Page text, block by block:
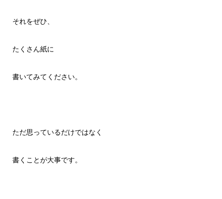
それをぜひ、
たくさん紙に
書いてみてください。
ただ思っているだけではなく
書くことが大事です。